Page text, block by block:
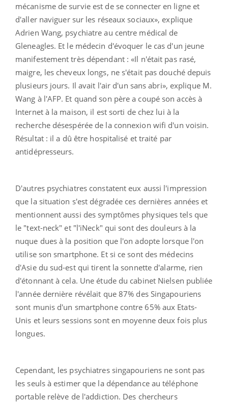
mécanisme de survie est de se connecter en ligne et
d'aller naviguer sur les réseaux sociaux», explique
Adrien Wang, psychiatre au centre médical de
Gleneagles. Et le médecin d'évoquer le cas d'un jeune
manifestement très dépendant : «Il n'était pas rasé,
maigre, les cheveux longs, ne s'était pas douché depuis
plusieurs jours. Il avait l'air d'un sans abri», explique M.
Wang à l'AFP. Et quand son père a coupé son accès à
Internet à la maison, il est sorti de chez lui à la
recherche désespérée de la connexion wifi d'un voisin.
Résultat : il a dû être hospitalisé et traité par
antidépresseurs.
D'autres psychiatres constatent eux aussi l'impression
que la situation s'est dégradée ces dernières années et
mentionnent aussi des symptômes physiques tels que
le "text-neck" et "l'iNeck" qui sont des douleurs à la
nuque dues à la position que l'on adopte lorsque l'on
utilise son smartphone. Et si ce sont des médecins
d'Asie du sud-est qui tirent la sonnette d'alarme, rien
d'étonnant à cela. Une étude du cabinet Nielsen publiée
l'année dernière révélait que 87% des Singapouriens
sont munis d'un smartphone contre 65% aux Etats-
Unis et leurs sessions sont en moyenne deux fois plus
longues.
Cependant, les psychiatres singapouriens ne sont pas
les seuls à estimer que la dépendance au téléphone
portable relève de l'addiction. Des chercheurs